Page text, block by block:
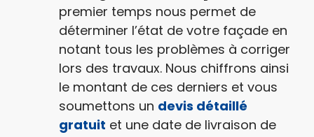
premier temps nous permet de
déterminer l’état de votre façade en
notant tous les problèmes à corriger
lors des travaux. Nous chiffrons ainsi
le montant de ces derniers et vous
soumettons un devis détaillé
gratuit et une date de livraison de